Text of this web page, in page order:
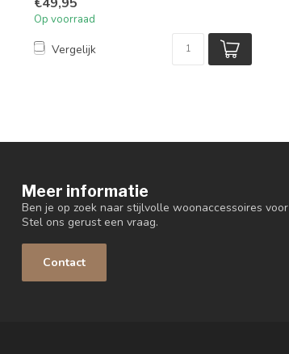
€49,95
Op voorraad
Vergelijk
Meer informatie
Ben je op zoek naar stijlvolle woonaccessoires
Stel ons gerust een vraag.
Contact